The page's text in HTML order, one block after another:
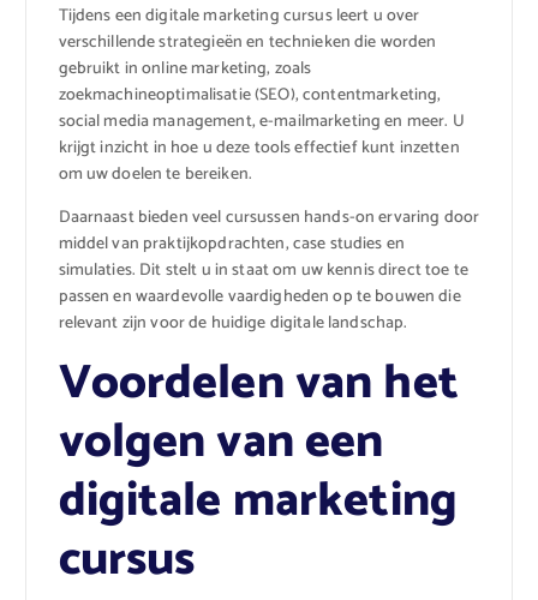
Tijdens een digitale marketing cursus leert u over
verschillende strategieën en technieken die worden
gebruikt in online marketing, zoals
zoekmachineoptimalisatie (SEO), contentmarketing,
social media management, e-mailmarketing en meer. U
krijgt inzicht in hoe u deze tools effectief kunt inzetten
om uw doelen te bereiken.
Daarnaast bieden veel cursussen hands-on ervaring door
middel van praktijkopdrachten, case studies en
simulaties. Dit stelt u in staat om uw kennis direct toe te
passen en waardevolle vaardigheden op te bouwen die
relevant zijn voor de huidige digitale landschap.
Voordelen van het
volgen van een
digitale marketing
cursus